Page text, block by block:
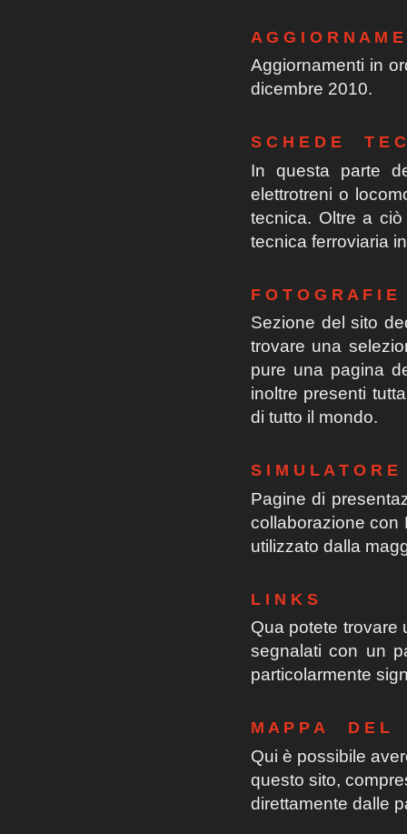
A G G I O R N A M
Aggiornamenti in
dicembre 2010.
S C H E D E T E C
In questa parte
elettrotreni o
tecnica. Oltre a
tecnica ferroviaria
F O T O G R A F I E
Sezione del sito
trovare una
pure una pagina
inoltre presenti
di tutto il mondo.
S I M U L A T O
Pagine di
collaborazione con
utilizzato dalla
L I N K S
Qua potete trovare
segnalati con un
particolarmente
M A P P A D E L
Qui è possibile
questo sito,
direttamente dalle